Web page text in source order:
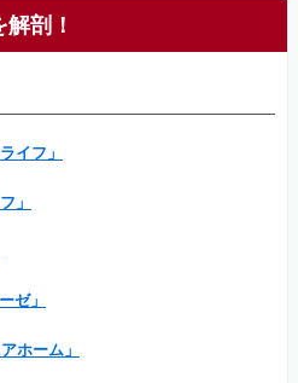
剖！
イフ」
」
ゼ」
ホーム」